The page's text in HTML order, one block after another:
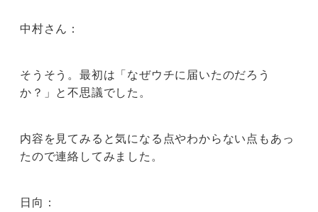
中村さん：
そうそう。最初は「なぜウチに届いたのだろう
か？」と不思議でした。
内容を見てみると気になる点やわからない点もあっ
たので連絡してみました。
日向：